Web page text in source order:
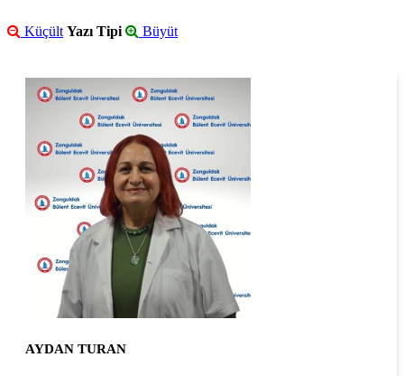
Küçült Yazı Tipi Büyüt
AYDAN TURAN